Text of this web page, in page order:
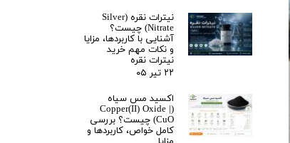
نیترات نقره (Silver
Nitrate) چیست؟
آشنایی با کاربردها، مزایا
و نکات مهم خرید
نیترات نقره
۲۲ تیر ۰۵
اکسید مس سیاه
(Copper(II) Oxide |
CuO) چیست؟ بررسی
کامل خواص، کاربردها و